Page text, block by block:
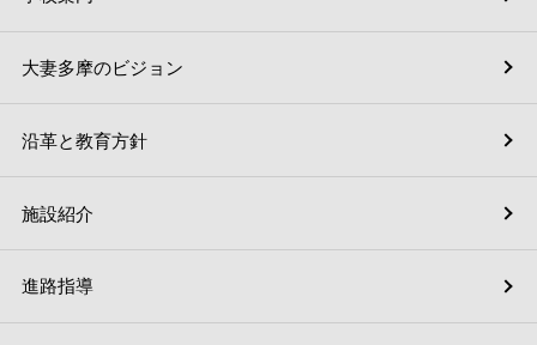
施設紹介
大妻多摩のビジョン
進路指導
沿革と教育方針